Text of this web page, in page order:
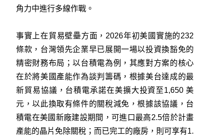
角力中進行多線作戰。
事實上在貿易壁壘方面，2026年初美國實施的232
條款，台灣領先企業早已展開一場以投資換豁免的
精密財務布局；以台積電為例，其應對方案的核心
在於將美國產能作為談判籌碼，根據美台達成的最
新貿易協議，台積電承諾在美擴大投資至1,650 美
元，以此換取有條件的關稅減免，根據該協議，台
積電在美國新廠建設期間，可進口最高2.5倍於計畫
產能的晶片免除關稅；而已完工的廠房，則可享有1.